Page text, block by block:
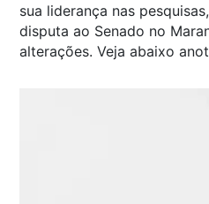
sua liderança nas
disputa ao Senado no
alterações. Veja abaixo